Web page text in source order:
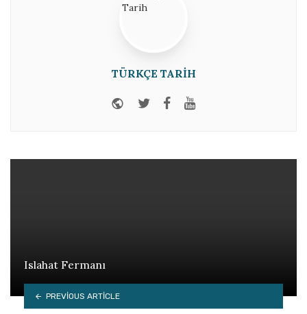
TÜRKÇE TARIH
Website
TwitterFacebook
Islahat Fermanı
PREVIOUS ARTICLE